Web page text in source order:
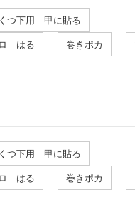
つ下用 甲に貼る
はる 巻きポカ
つ下用 甲に貼る
はる 巻きポカ